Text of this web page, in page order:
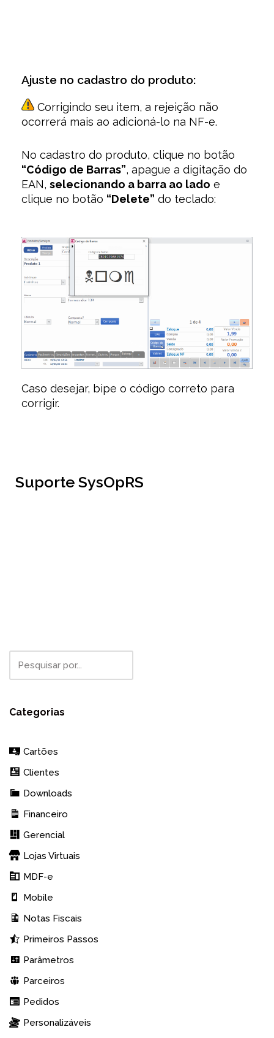
Ajuste no cadastro do produto:
Corrigindo seu item, a rejeição não
ocorrerá mais ao adicioná-lo na NF-e.
No cadastro do produto, clique no botão
“Código de Barras”, apague a digitação do
EAN, selecionando a barra ao lado e
clique no botão “Delete” do teclado:
Caso desejar, bipe o código correto para
corrigir.
Suporte SysOpRS
Categorias
Cartões
Clientes
Downloads
Financeiro
Gerencial
Lojas Virtuais
MDF-e
Mobile
Notas Fiscais
Primeiros Passos
Parâmetros
Parceiros
Pedidos
Personalizáveis